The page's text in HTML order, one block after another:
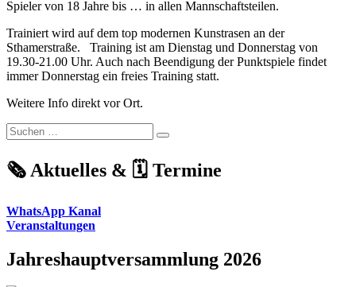
Spieler von 18 Jahre bis … in allen Mannschaftsteilen.
Trainiert wird auf dem top modernen Kunstrasen an der
Sthamerstraße. Training ist am Dienstag und Donnerstag von
19.30-21.00 Uhr. Auch nach Beendigung der Punktspiele findet
immer Donnerstag ein freies Training statt.
Weitere Info direkt vor Ort.
Suchen
nach:
Suchen
🗞️ Aktuelles & 🗓️ Termine
WhatsApp Kanal
Veranstaltungen
Jahreshauptversammlung 2026